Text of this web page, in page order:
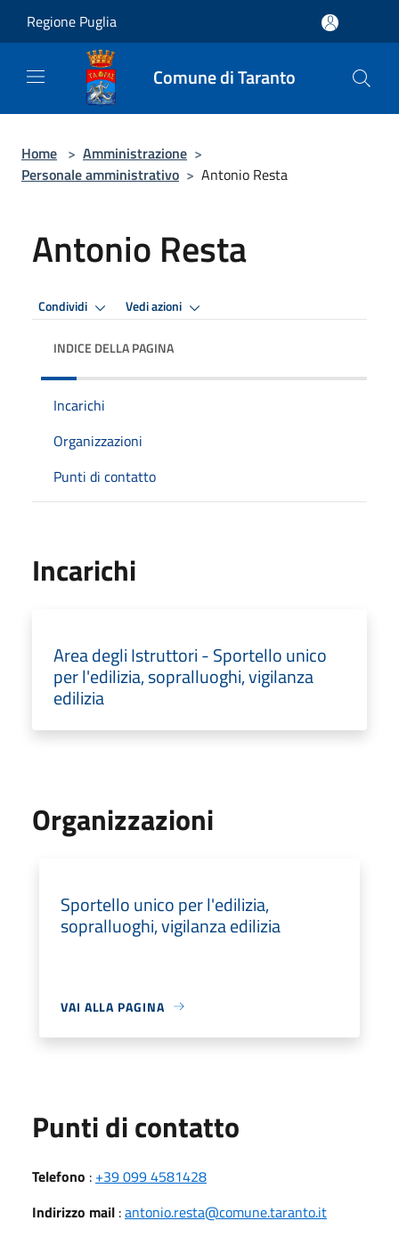
Regione Puglia
Comune di Taranto
Home > Amministrazione >
Personale amministrativo > Antonio Resta
Antonio Resta
Condividi Vedi azioni
INDICE DELLA PAGINA
Incarichi
Organizzazioni
Punti di contatto
Incarichi
Area degli Istruttori - Sportello unico
per l'edilizia, sopralluoghi, vigilanza
edilizia
Organizzazioni
Sportello unico per l'edilizia,
sopralluoghi, vigilanza edilizia
VAI ALLA PAGINA
Punti di contatto
Telefono : +39 099 4581428
Indirizzo mail :antonio.resta@comune.taranto.it